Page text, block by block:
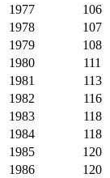
1977
106
1978
107
1979
108
1980
111
1981
113
1982
116
1983
118
1984
118
1985
120
1986
120